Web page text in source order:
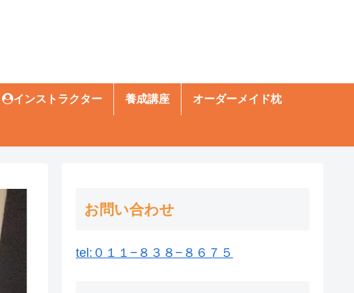
インストラクター 養成講座 オーダーメイド枕
お問い合わせ
tel:０１１−８３８−８６７５